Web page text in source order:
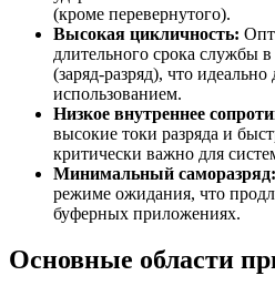
(кроме перевернутого).
Высокая цикличность:
длительного срока службы
(заряд-разряд), что
использованием.
Низкое внутреннее
высокие токи разряда и
критически важно для
Минимальный саморазряд:
режиме ожидания, что
буферных приложениях.
Основные области